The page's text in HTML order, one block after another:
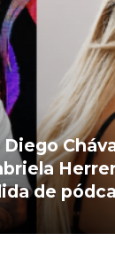
de